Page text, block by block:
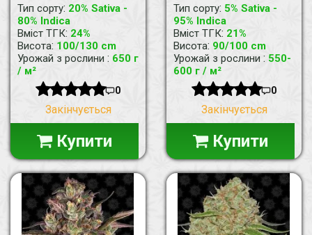
Тип сорту: 20% Sativa -
80% Indica
Вміст ТГК: 24%
Висота: 100/130 cm
Урожай з рослини : 650 г
/ м²
0
Закінчується
Купити
Тип сорту: 5% Sativa -
95% Indica
Вміст ТГК: 21%
Висота: 90/100 cm
Урожай з рослини : 550-
600 г / м²
0
Закінчується
Купити